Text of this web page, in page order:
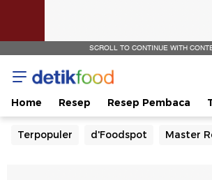
SCROLL TO CONTINUE WITH
Home Resep Resep Pembaca
Terpopuler d'Foodspot Master